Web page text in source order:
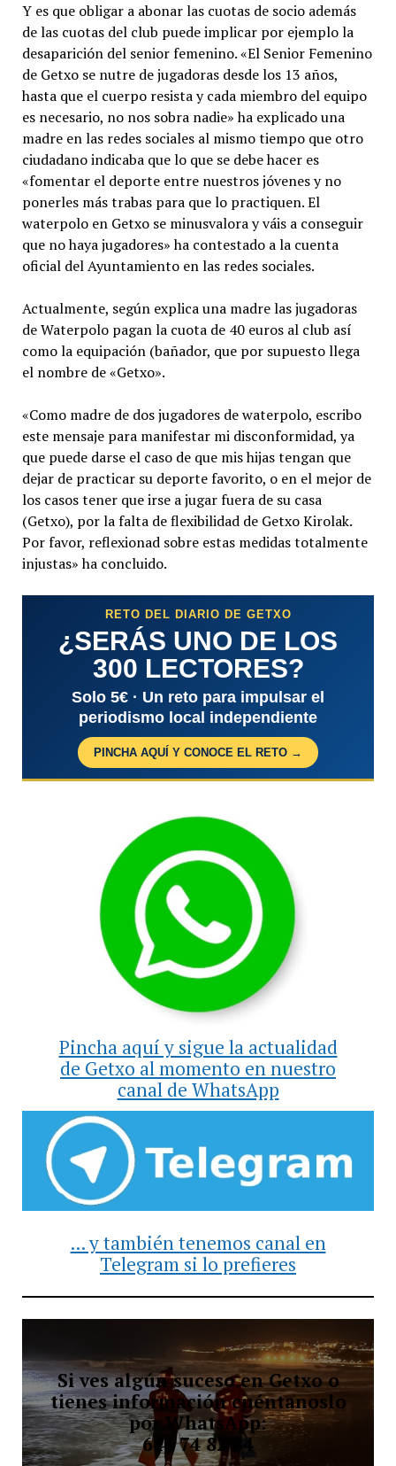
Y es que obligar a abonar las cuotas de socio además
de las cuotas del club puede implicar por ejemplo la
desaparición del senior femenino. «El Senior Femenino
de Getxo se nutre de jugadoras desde los 13 años,
hasta que el cuerpo resista y cada miembro del equipo
es necesario, no nos sobra nadie» ha explicado una
madre en las redes sociales al mismo tiempo que otro
ciudadano indicaba que lo que se debe hacer es
«fomentar el deporte entre nuestros jóvenes y no
ponerles más trabas para que lo practiquen. El
waterpolo en Getxo se minusvalora y váis a conseguir
que no haya jugadores» ha contestado a la cuenta
oficial del Ayuntamiento en las redes sociales.
Actualmente, según explica una madre las jugadoras
de Waterpolo pagan la cuota de 40 euros al club así
como la equipación (bañador, que por supuesto llega
el nombre de «Getxo».
«Como madre de dos jugadores de waterpolo, escribo
este mensaje para manifestar mi disconformidad, ya
que puede darse el caso de que mis hijas tengan que
dejar de practicar su deporte favorito, o en el mejor de
los casos tener que irse a jugar fuera de su casa
(Getxo), por la falta de flexibilidad de Getxo Kirolak.
Por favor, reflexionad sobre estas medidas totalmente
injustas» ha concluido.
RETO DEL DIARIO DE GETXO
¿SERÁS UNO DE LOS
300 LECTORES?
Solo 5€ · Un reto para impulsar el
periodismo local independiente
PINCHA AQUÍ Y CONOCE EL RETO →
Pincha aquí y sigue la actualidad
de Getxo al momento en nuestro
canal de WhatsApp
... y también tenemos canal en
Telegram si lo prefieres
Si ves algún suceso en Getxo o
tienes información cuéntanoslo
por WhatsApp:
644 74 82 84